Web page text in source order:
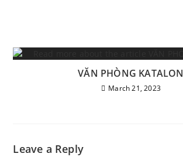
VĂN PHÒNG KATALON
March 21, 2023
Leave a Reply